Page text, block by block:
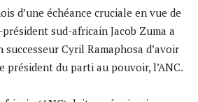
d’une échéance cruciale en vue de
sud-africain Jacob Zuma a
successeur Cyril Ramaphosa d’avoir
président du parti au pouvoir, l’ANC.